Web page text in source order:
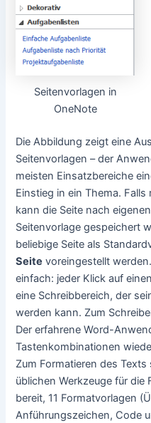
Seitenvorlagen in
OneNote
Die Abbildung zeigt eine
Seitenvorlagen – der
meisten Einsatzbereiche
Einstieg in ein Thema.
kann die Seite nach
Seitenvorlage gespeichert
beliebige Seite als
Seite voreingestellt
einfach: jeder Klick auf
eine Schreibbereich, der
werden kann. Zum
Der erfahrene Word-
Tastenkombinationen
Zum Formatieren des
üblichen Werkzeuge für die
bereit, 11 Formatvorlagen
Anführungszeichen, Code